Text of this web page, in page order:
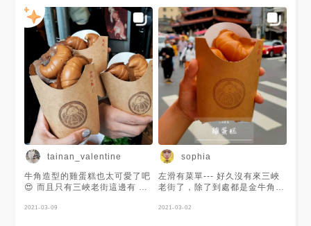
三峽老街 #三峽美食 #雞蛋糕 #
真本家 #牛角麵包 #芋泥 #黑糖
麻糬 #手機食先 #taipeifood #
台灣 #newtaipeicity #igfood
#instafood #foodie #photo
#yummy #girlstalk美食 #波波
發胖 #popdaliy #popyummy
#popyummy台北
脆富有雞蛋香 起司吃起來Q Q的
整部落格 🍰建議使用Chrome瀏
覽器或是電腦觀看 - 🏷 #台北美
食 #新北美食 #nerufoodie
tainan_valentine
牛角造型的雞蛋糕也太可愛了吧
😍 而且只有三峽老街這邊有 不
包呢 外表微微酥脆 口味也非常
2021-03-09
sophia
左滑有菜單--- 好久沒有來三峽
老街了，除了到處都是金牛角麵
像牛角麵包的雞蛋糕，外型非常
2021-03-02